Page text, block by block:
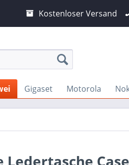
Kostenloser Versand
Gigaset Motorola
Ledertasche Case